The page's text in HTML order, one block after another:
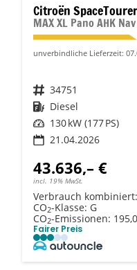
Citroën SpaceTourer
MAX XL Pano AHK
unverbindliche Lieferzeit:
Fahrzeugnr. 34751
Kraftstoff Diesel
Leistung 130 kW (177 PS)
21.04.2026
43.636,– €
incl. 19% MwSt.
Verbrauch kombiniert:
CO2-Klasse: G
CO2-Emissionen:
Fairer Preis